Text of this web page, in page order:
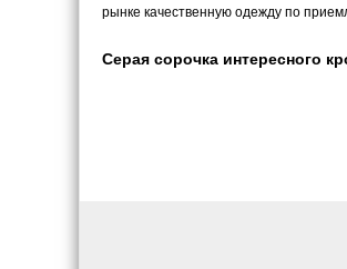
рынке качественную одежду по
Серая сорочка интересного